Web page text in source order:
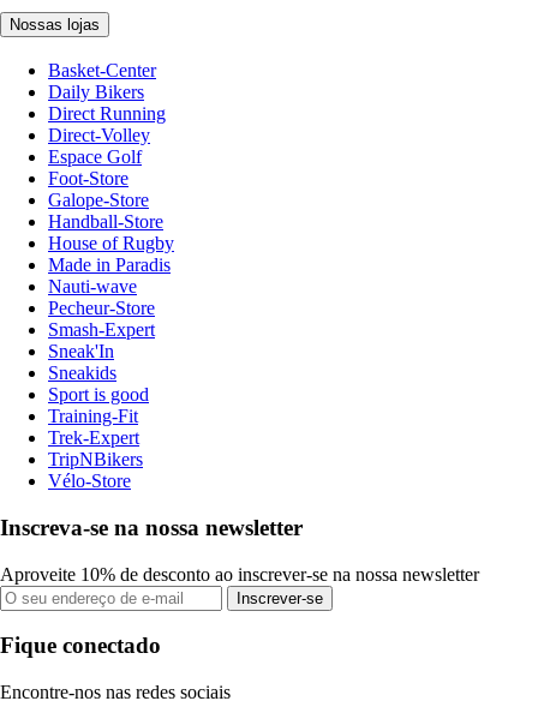
Nossas lojas
Basket-Center
Daily Bikers
Direct Running
Direct-Volley
Espace Golf
Foot-Store
Galope-Store
Handball-Store
House of Rugby
Made in Paradis
Nauti-wave
Pecheur-Store
Smash-Expert
Sneak'In
Sneakids
Sport is good
Training-Fit
Trek-Expert
TripNBikers
Vélo-Store
Inscreva-se na nossa newsletter
Aproveite 10% de desconto ao inscrever-se na nossa newsletter
Inscrever-se
Fique conectado
Encontre-nos nas redes sociais